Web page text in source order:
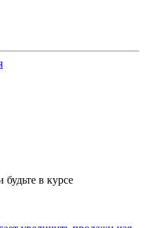
в курсе